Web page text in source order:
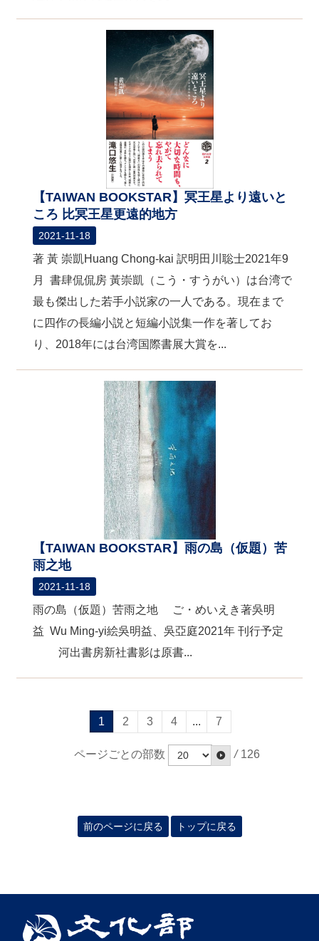
【TAIWAN BOOKSTAR】冥王星より遠いと
ころ 比冥王星更遠的地方
2021-11-18
著 黃 崇凱Huang Chong-kai 訳明田川聡士2021年9
月 書肆侃侃房 黃崇凱（こう・すうがい）は台湾で
最も傑出した若手小説家の一人である。現在まで
に四作の長編小説と短編小説集一作を著してお
り、2018年には台湾国際書展大賞を...
【TAIWAN BOOKSTAR】雨の島（仮題）苦
雨之地
2021-11-18
雨の島（仮題）苦雨之地 ご・めいえき著吳明
益 Wu Ming-yi絵吳明益、吳亞庭2021年 刊行予定
河出書房新社書影は原書...
1 2 3 4 ... 7
ページごとの部数 / 126
前のページに戻る トップに戻る